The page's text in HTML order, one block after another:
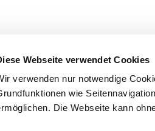
Webseite verwendet Cookies
verwenden nur notwendige
wie
Die Webseite kann